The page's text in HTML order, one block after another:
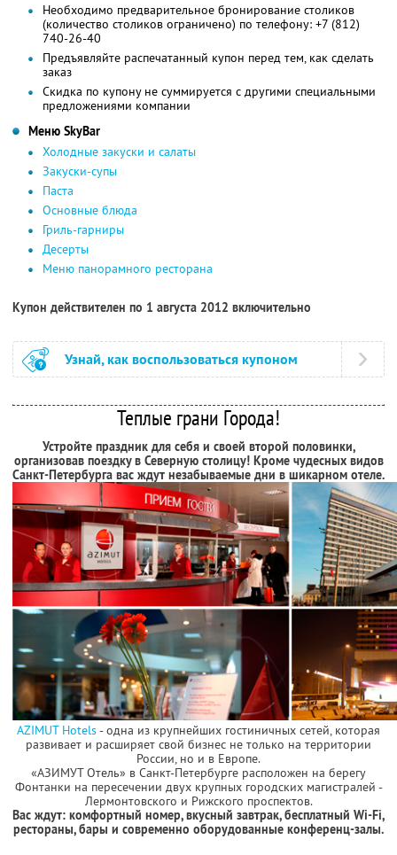
Необходимо предварительное бронирование столиков
(количество столиков ограничено) по телефону: +7 (812)
740-26-40
Предъявляйте распечатанный купон перед тем, как сделать
заказ
Скидка по купону не суммируется с другими специальными
предложениями компании
Меню SkyBаr
Холодные закуски и салаты
Закуски-супы
Паста
Основные блюда
Гриль-гарниры
Десерты
Меню панорамного ресторана
Купон действителен по 1 августа 2012 включительно
Узнай, как воспользоваться купоном
Теплые грани Города!
Устройте праздник для себя и своей второй половинки,
организовав поездку в Северную столицу! Кроме чудесных видов
Санкт-Петербурга вас ждут незабываемые дни в шикарном отеле.
AZIMUT Hotels- одна из крупнейших гостиничных сетей, которая
развивает и расширяет свой бизнес не только на территории
России, но и в Европе.
«АЗИМУТ Отель» в Санкт-Петербурге расположен на берегу
Фонтанки на пересечении двух крупных городских магистралей -
Лермонтовского и Рижского проспектов.
Вас ждут: комфортный номер, вкусный завтрак, бесплатный Wi-Fi,
рестораны, бары и современно оборудованные конференц-залы.